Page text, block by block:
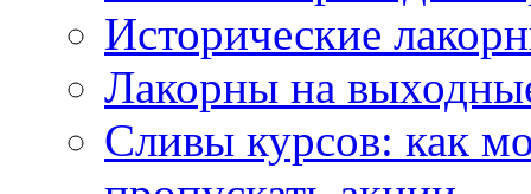
Исторические
Лакорны на
Сливы курсов: как